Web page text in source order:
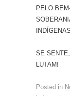
PELO
SE
LUTAM!
Posted in